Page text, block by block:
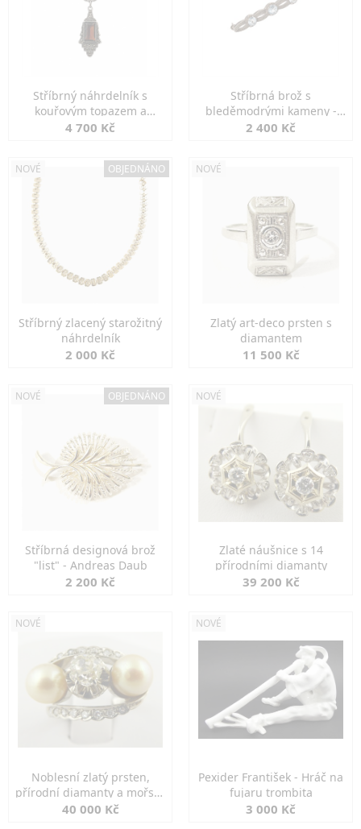
Stříbrný náhrdelník s
kouřovým topazem a
markazity
4 700 Kč
Stříbrná brož s
bleděmodrými kameny -
jemná elegance
2 400 Kč
NOVÉ OBJEDNÁNO
Stříbrný zlacený starožitný
náhrdelník
2 000 Kč
NOVÉ
Zlatý art-deco prsten s
diamantem
11 500 Kč
NOVÉ OBJEDNÁNO
Stříbrná designová brož
"list" - Andreas Daub
2 200 Kč
NOVÉ
Zlaté náušnice s 14
přírodními diamanty
39 200 Kč
NOVÉ
Noblesní zlatý prsten,
přírodní diamanty a mořské
perly
40 000 Kč
NOVÉ
Pexider František - Hráč na
fujaru trombita
3 000 Kč